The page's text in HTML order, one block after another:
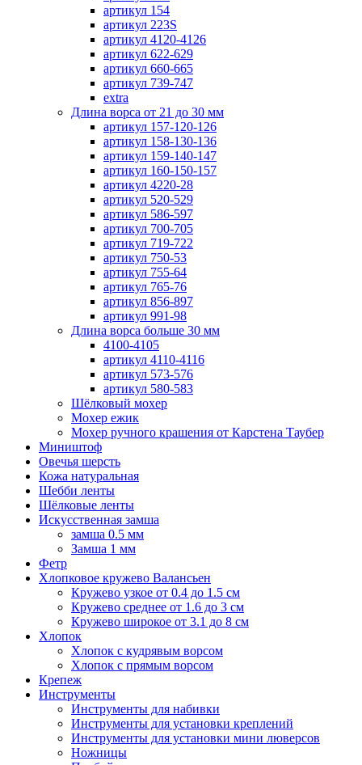
артикул 154
артикул 223S
артикул 4120-4126
артикул 622-629
артикул 660-665
артикул 739-747
extra
Длина ворса от 21 до 30 мм
артикул 157-120-126
артикул 158-130-136
артикул 159-140-147
артикул 160-150-157
артикул 4220-28
артикул 520-529
артикул 586-597
артикул 700-705
артикул 719-722
артикул 750-53
артикул 755-64
артикул 765-76
артикул 856-897
артикул 991-98
Длина ворса больше 30 мм
4100-4105
артикул 4110-4116
артикул 573-576
артикул 580-583
Шёлковый мохер
Мохер ежик
Мохер ручного крашения от Карстена Таубер
Миништоф
Овечья шерсть
Кожа натуральная
Шебби ленты
Шёлковые ленты
Искусственная замша
замша 0.5 мм
Замша 1 мм
Фетр
Хлопковое кружево Валансьен
Кружево узкое от 0.4 до 1.5 см
Кружево среднее от 1.6 до 3 см
Кружево широкое от 3.1 до 8 см
Хлопок
Хлопок с кудрявым ворсом
Хлопок с прямым ворсом
Крепеж
Инструменты
Инструменты для набивки
Инструменты для установки креплений
Инструменты для установки мини люверсов
Ножницы